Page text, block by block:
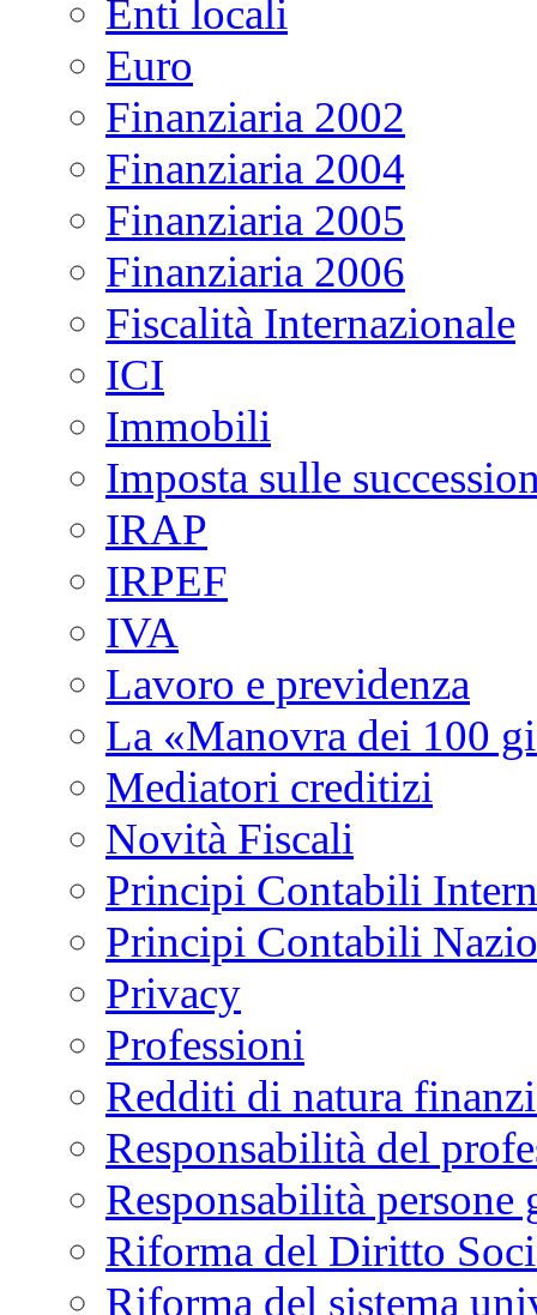
Enti locali
Euro
Finanziaria 2002
Finanziaria 2004
Finanziaria 2005
Finanziaria 2006
Fiscalità Internazionale
ICI
Immobili
Imposta sulle
IRAP
IRPEF
IVA
Lavoro e previdenza
La «Manovra dei 100
Mediatori creditizi
Novità Fiscali
Principi Contabili
Principi Contabili
Privacy
Professioni
Redditi di natura
Responsabilità del
Responsabilità persone
Riforma del Diritto
Riforma del sistema